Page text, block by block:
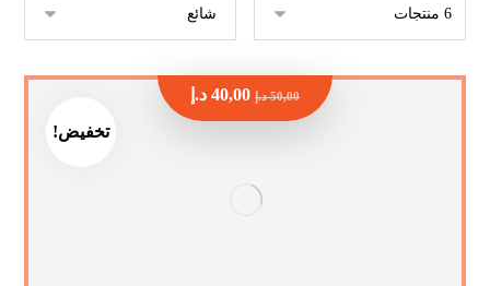
تخفيض!
50,00 د.إ 40,00 د.إ